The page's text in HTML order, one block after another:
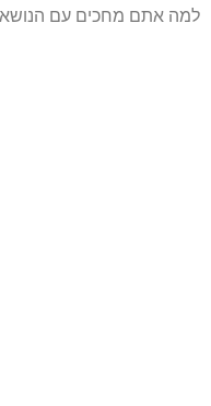
למה אתם מחכים עם הנושא